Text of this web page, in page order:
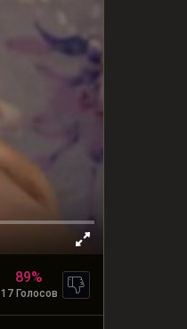
89%
17 Голосов